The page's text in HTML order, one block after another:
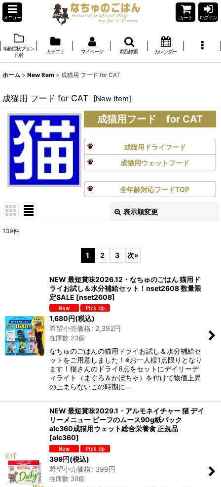
メニュー カート ログイン
年齢症状ブラン
ド別
カテゴリ マイページ 商品検索 カレンダー
ホーム > New Item > 成猫用 フード for CAT
成猫用 フード for CAT [New Item]
成猫用フード for CAT
成猫用ドライフード
成猫用ウェットフード
全年齢対応フードTOP
表示順変更
絞り込む
139件
1 2 3 次»
NEW 最短賞味2026.12・なちゅのごはん 猫用ド
ライお試し＆水分補給セット！nset2608 数量限
定SALE [nset2608]
1,680 円(税込)
希望小売価格: 2,392円
在庫数 23個
なちゅのごはんの猫用ドライお試し＆水分補給セ
ットをご用意しました！※お一人様1点限りとなり
ます！猫さんのドライ6点をセットにデイリーデ
ィライト（まぐろ＆かぼちゃ）を付けて物価上昇
の止まらないこの時期に…
NEW 最短賞味2029.1・アルモネイチャー 猫 デイ
リーメニュー ビーフのムース90g紙パック
alc360成猫用ウェット総合栄養食 正規品
[alc360]
399円(税込)
希望小売価格: 399円
在庫数 30個